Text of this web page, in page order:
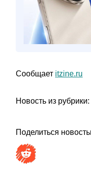
Сообщает itzine.ru
Новость из рубрики:
Поделиться